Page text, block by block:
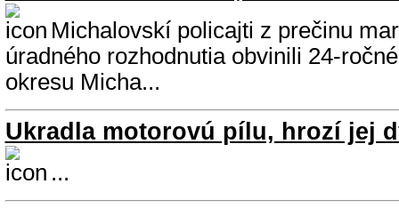
Michalovskí policajti z prečinu
úradného rozhodnutia obvinili 24-
okresu Micha...
Ukradla motorovú pílu, hrozí jej
...